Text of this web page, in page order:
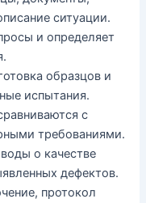
ситуации.
и определяет
образцов и
испытания.
с
требованиями.
о качестве
дефектов.
протокол